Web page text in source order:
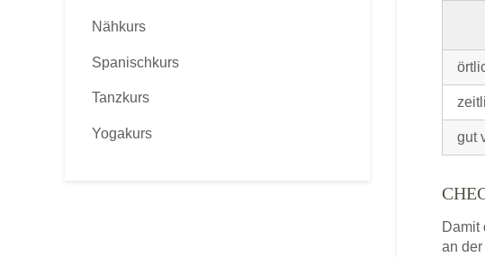
gut
Damit
an
Nähkurs
Spanischkurs
Tanzkurs
Yogakurs